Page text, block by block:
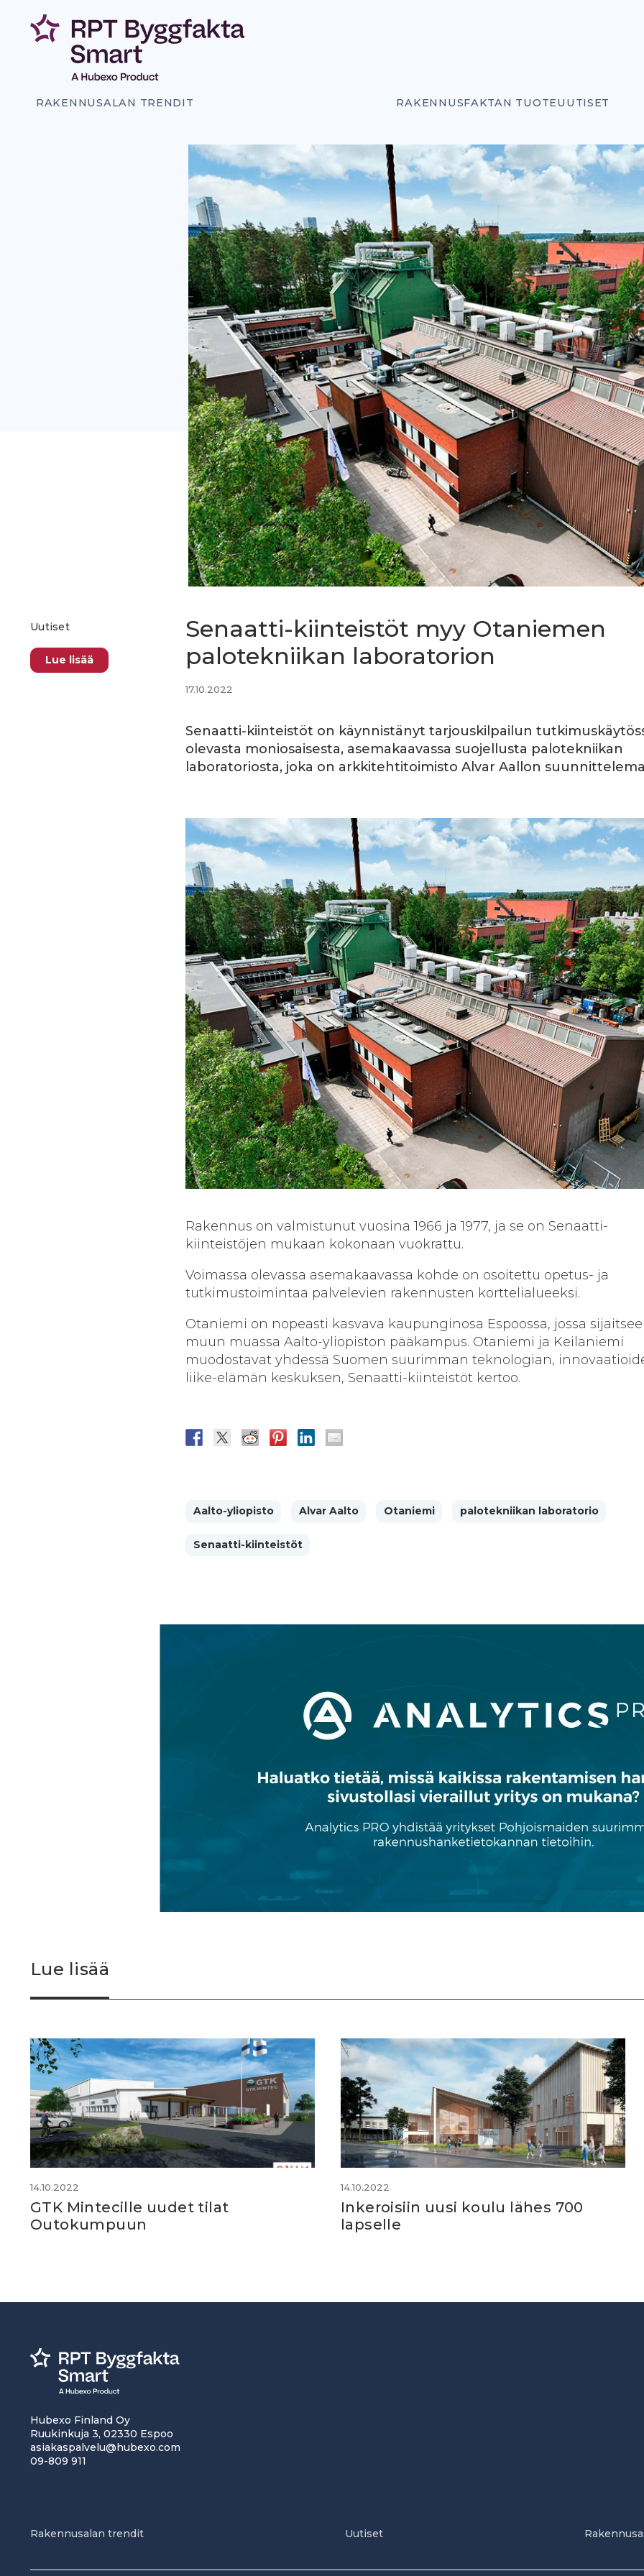
sisältöön
RAKENNUSALAN TRENDIT RAKENNUSFAKTAN TUOTEUUTISET
Uutiset
Lue lisää
Senaatti-kiinteistöt myy Otaniemen
palotekniikan laboratorion
17.10.2022
Senaatti-kiinteistöt on käynnistänyt tarjouskilpailun
olevasta moniosaisesta, asemakaavassa suojellusta palotekniikan
laboratoriosta, joka on arkkitehtitoimisto Alvar Aallon
Rakennus on valmistunut vuosina 1966 ja 1977, ja se on Senaatti-
kiinteistöjen mukaan kokonaan vuokrattu.
Voimassa olevassa asemakaavassa kohde on osoitettu opetus- ja
tutkimustoimintaa palvelevien rakennusten korttelialueeksi.
Otaniemi on nopeasti kasvava kaupunginosa Espoossa, jossa sijaitsee
muun muassa Aalto-yliopiston pääkampus. Otaniemi ja Keilaniemi
muodostavat yhdessä Suomen suurimman teknologian,
liike-elämän keskuksen, Senaatti-kiinteistöt kertoo.
Aalto-yliopisto Alvar Aalto Otaniemi palotekniikan laboratorio
Senaatti-kiinteistöt
Lue lisää
14.10.2022
GTK Mintecille uudet tilat
Outokumpuun
14.10.2022
Inkeroisiin uusi koulu lähes 700
lapselle
Hubexo Finland Oy
Ruukinkuja 3, 02330 Espoo
asiakaspalvelu@hubexo.com
09-809 911
Rakennusalan trendit Uutiset